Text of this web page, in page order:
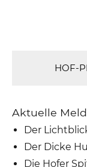
HOF-
Aktuelle
Der
Der Dicke
Die Hofer